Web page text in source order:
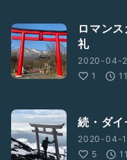
ロマン
礼
2020-04-
1
続・ダ
2020-04-
5